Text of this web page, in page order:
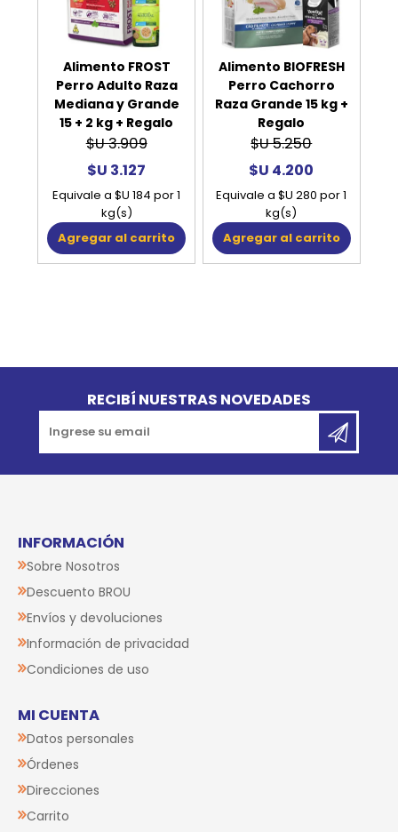
Alimento FROST
Perro Adulto Raza
Mediana y Grande
15 + 2 kg + Regalo
$U 3.909
$U 3.127
Equivale a $U 184 por 1
kg(s)
Agregar al carrito
Alimento BIOFRESH
Perro Cachorro
Raza Grande 15 kg +
Regalo
$U 5.250
$U 4.200
Equivale a $U 280 por 1
kg(s)
Agregar al carrito
RECIBÍ NUESTRAS NOVEDADES
INFORMACIÓN
Sobre Nosotros
Descuento BROU
Envíos y devoluciones
Información de privacidad
Condiciones de uso
MI CUENTA
Datos personales
Órdenes
Direcciones
Carrito